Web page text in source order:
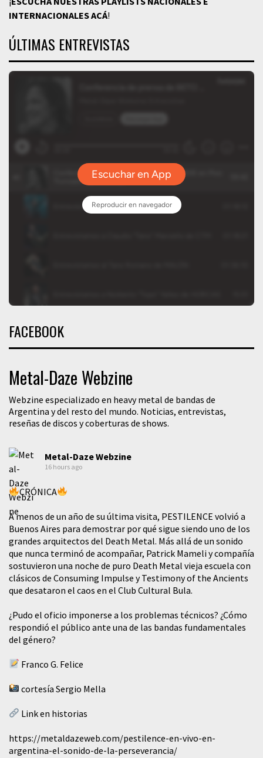
INTERNACIONALESACÁ!
ÚLTIMAS ENTREVISTAS
FACEBOOK
Metal-Daze Webzine
Webzine especializado en heavy metal de bandas de
Argentina y del resto del mundo. Noticias, entrevistas,
reseñas de discos y coberturas de shows.
Metal-Daze Webzine
16 hours ago
CRÓNICA
A menos de un año de su última visita, PESTILENCE volvió a
Buenos Aires para demostrar por qué sigue siendo uno de los
grandes arquitectos del Death Metal. Más allá de un sonido
que nunca terminó de acompañar, Patrick Mameli y compañía
sostuvieron una noche de puro Death Metal vieja escuela con
clásicos de Consuming Impulse y Testimony of the Ancients
que desataron el caos en el Club Cultural Bula.
¿Pudo el oficio imponerse a los problemas técnicos? ¿Cómo
respondió el público ante una de las bandas fundamentales
del género?
Franco G. Felice
cortesía Sergio Mella
Link en historias
https://metaldazeweb.com/pestilence-en-vivo-en-
argentina-el-sonido-de-la-perseverancia/